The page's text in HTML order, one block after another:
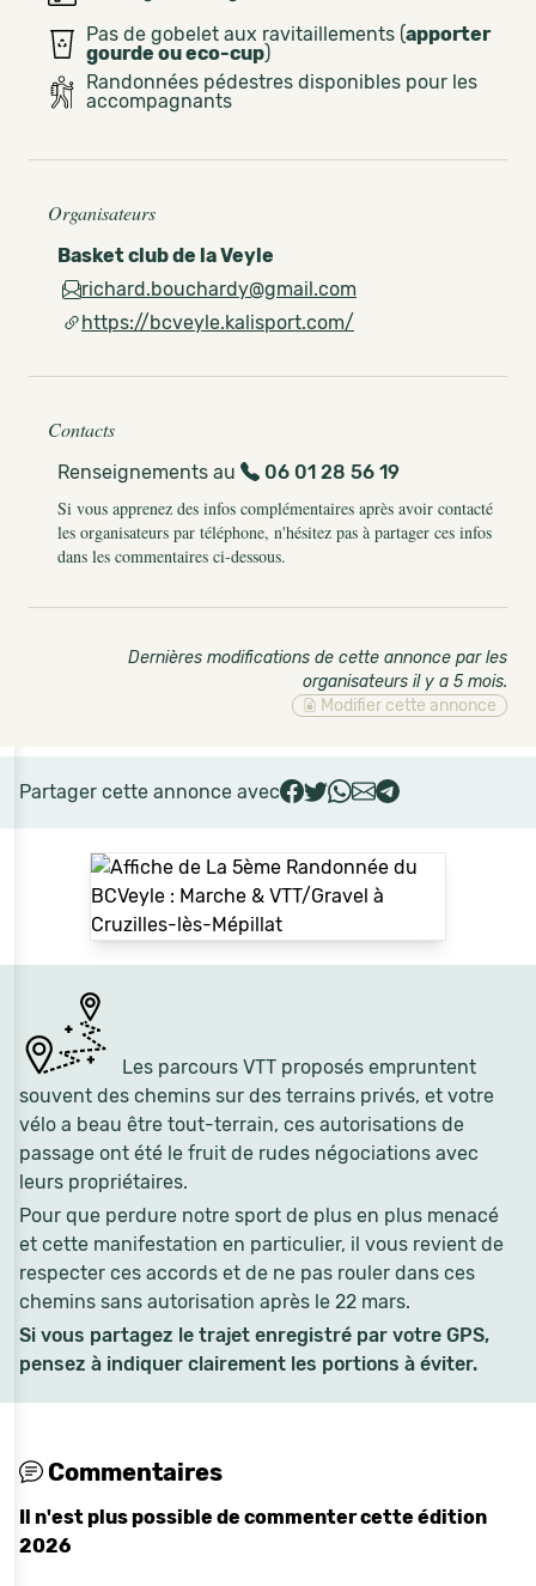
Les parcours VTT proposés empruntent
souvent des chemins sur des terrains privés, et votre
vélo a beau être tout-terrain, ces autorisations de
passage ont été le fruit de rudes négociations avec
leurs propriétaires.
Pour que perdure notre sport de plus en plus menacé
et cette manifestation en particulier, il vous revient de
respecter ces accords et de ne pas rouler dans ces
chemins sans autorisation après le 22 mars.
Si vous partagez le trajet enregistré par votre GPS,
pensez à indiquer clairement les portions à éviter.
Pas de gobelet aux ravitaillements (apporter
gourde ou eco-cup)
Randonnées pédestres disponibles pour les
accompagnants
Organisateurs
Basket club de la Veyle
richard.bouchardy@gmail.com
https://bcveyle.kalisport.com/
Contacts
Renseignements au
06 01 28 56 19
Si vous apprenez des infos complémentaires après avoir contacté
les organisateurs par téléphone, n'hésitez pas à partager ces infos
dans les commentaires ci-dessous.
Dernières modifications de cette annonce par les
organisateurs il y a 5 mois.
Modifier cette annonce
Partager cette annonce avec
Commentaires
Il n'est plus possible de commenter cette édition
2026